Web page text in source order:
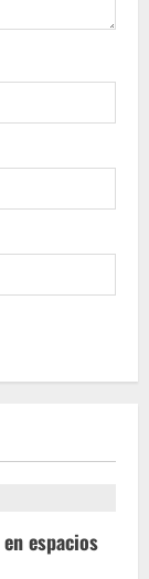
espacios